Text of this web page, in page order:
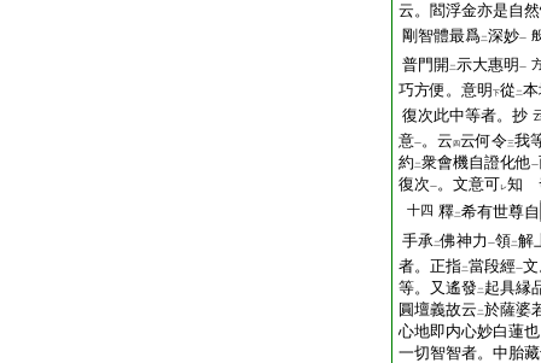
云。閻浮金亦是自
剛智體最爲二深妙一
普門開 二示大惠明 一
巧方便。意明 下從 二
復次此中等者。抄
意一。云四云何令三我
約 二衆會機自證化他一
復次一。文意可レ知
十四 釋二希有世尊自
手承二佛神力 一領二解
者。正指二當段經一
等。又遙發 二 起具縁
圓壇義故云 二於薩婆
心地即内心妙白蓮
一切智智者。中胎